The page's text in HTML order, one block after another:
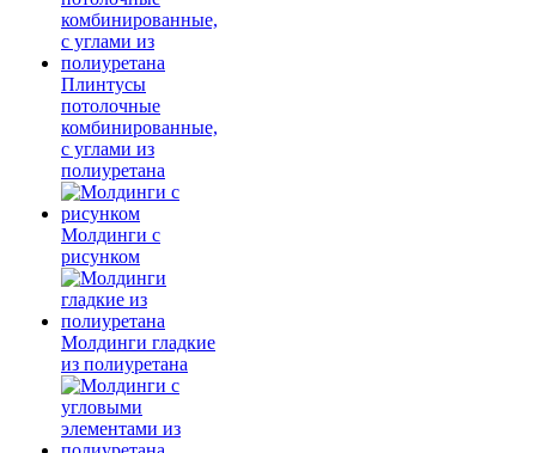
Плинтусы
потолочные
комбинированные,
с углами из
полиуретана
Молдинги c
рисунком
Молдинги гладкие
из полиуретана